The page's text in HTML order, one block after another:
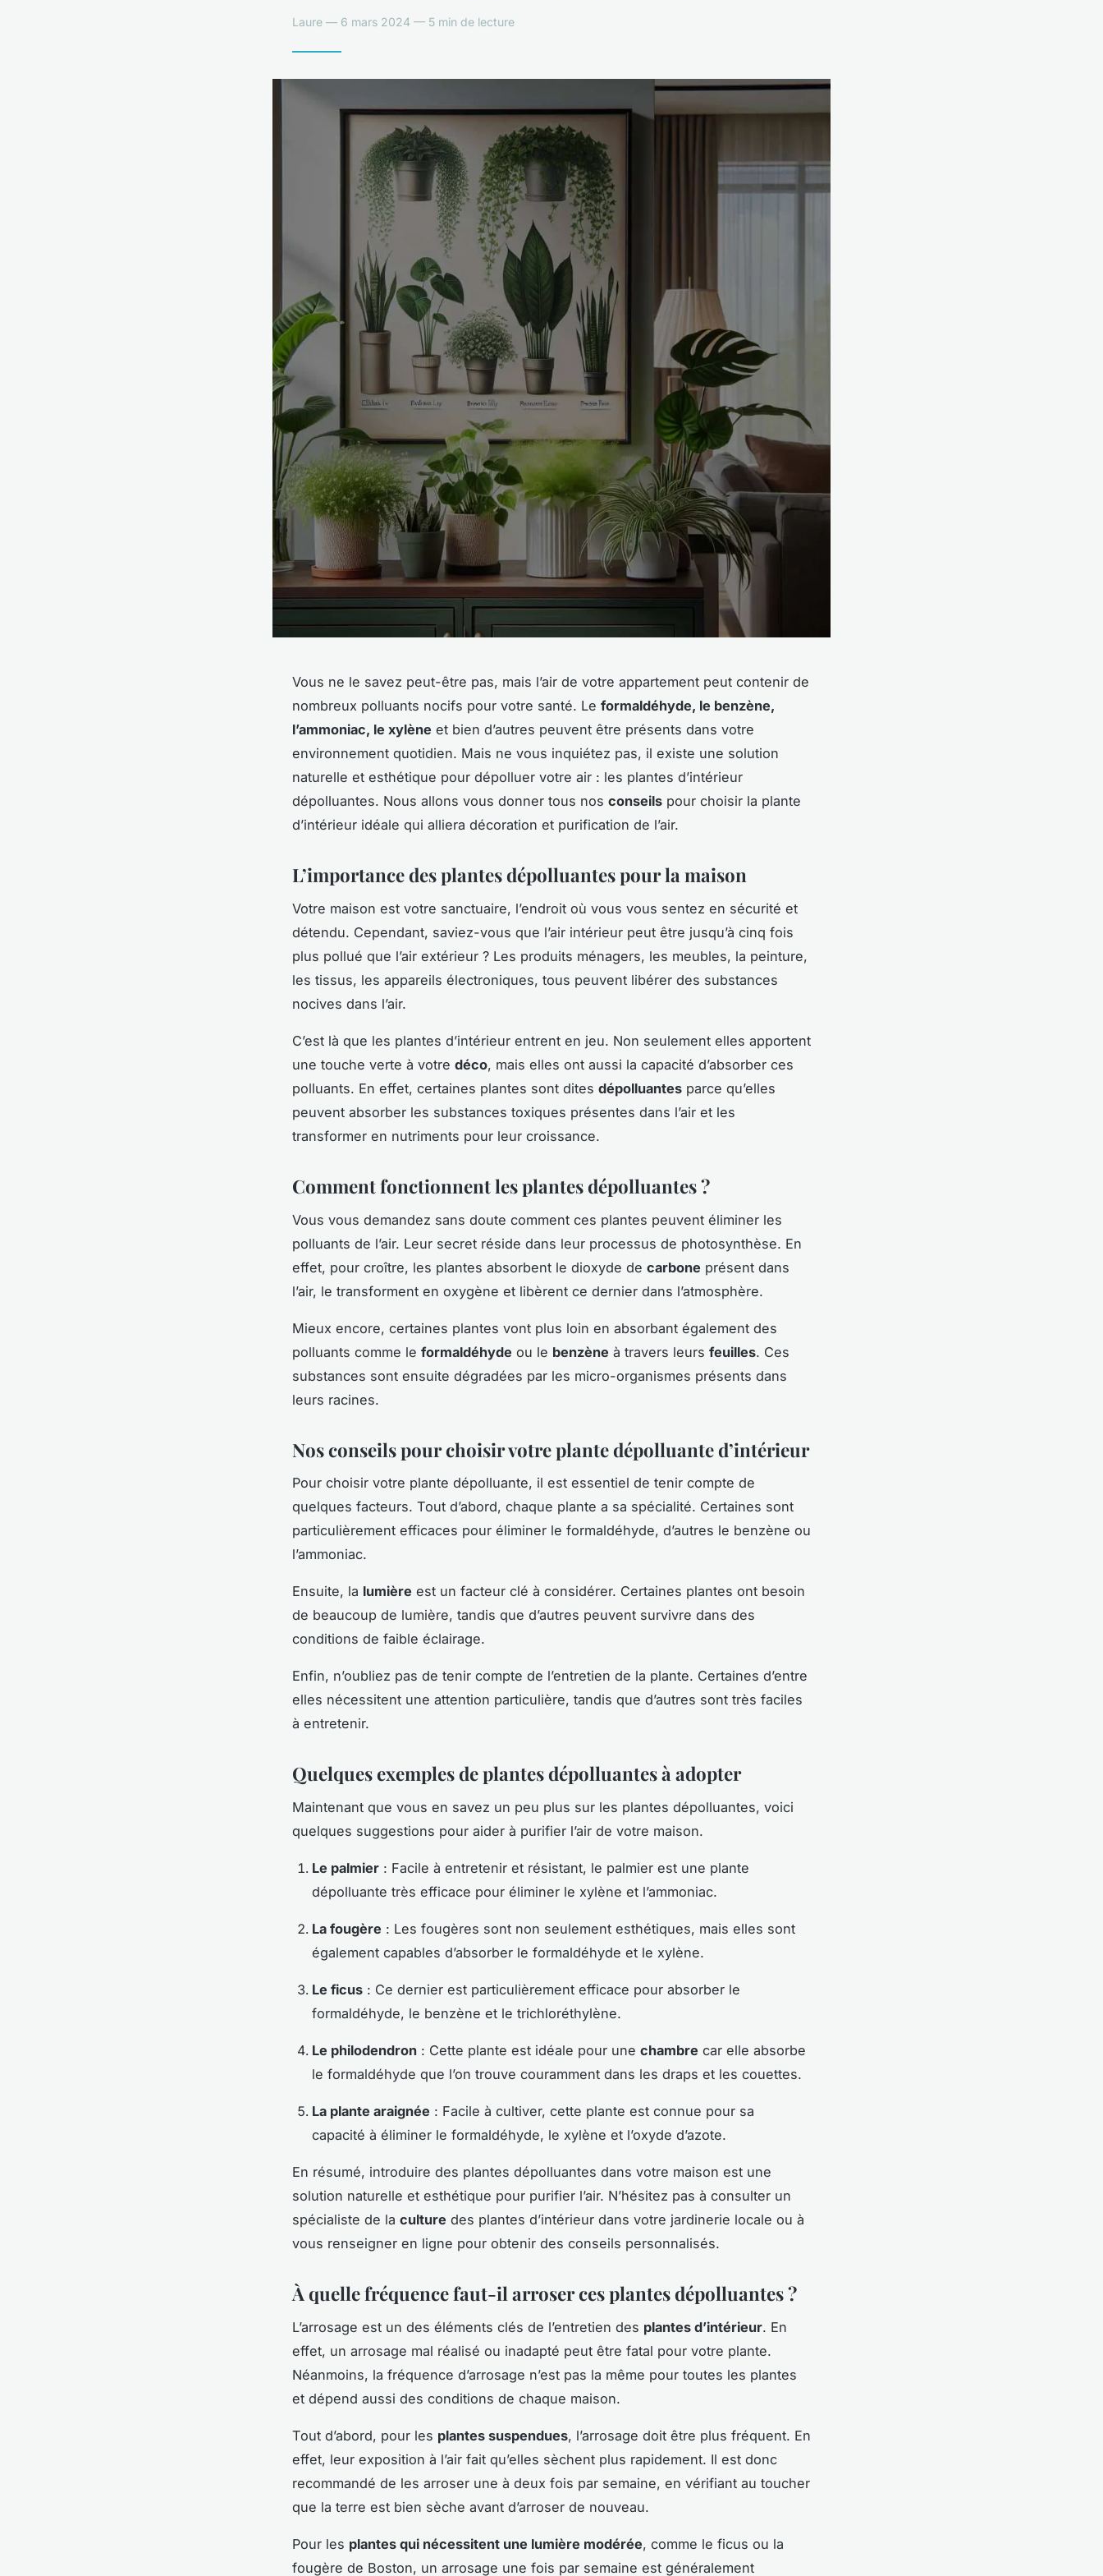
Laure — 6 mars 2024 — 5 min de lecture
Vous ne le savez peut-être pas, mais l’air de votre appartement peut contenir de
nombreux polluants nocifs pour votre santé. Le formaldéhyde, le benzène,
l’ammoniac, le xylène et bien d’autres peuvent être présents dans votre
environnement quotidien. Mais ne vous inquiétez pas, il existe une solution
naturelle et esthétique pour dépolluer votre air : les plantes d’intérieur
dépolluantes. Nous allons vous donner tous nos conseils pour choisir la plante
d’intérieur idéale qui alliera décoration et purification de l’air.
L’importance des plantes dépolluantes pour la maison
Votre maison est votre sanctuaire, l’endroit où vous vous sentez en sécurité et
détendu. Cependant, saviez-vous que l’air intérieur peut être jusqu’à cinq fois
plus pollué que l’air extérieur ? Les produits ménagers, les meubles, la peinture,
les tissus, les appareils électroniques, tous peuvent libérer des substances
nocives dans l’air.
C’est là que les plantes d’intérieur entrent en jeu. Non seulement elles apportent
une touche verte à votre déco, mais elles ont aussi la capacité d’absorber ces
polluants. En effet, certaines plantes sont dites dépolluantes parce qu’elles
peuvent absorber les substances toxiques présentes dans l’air et les
transformer en nutriments pour leur croissance.
Comment fonctionnent les plantes dépolluantes ?
Vous vous demandez sans doute comment ces plantes peuvent éliminer les
polluants de l’air. Leur secret réside dans leur processus de photosynthèse. En
effet, pour croître, les plantes absorbent le dioxyde de carbone présent dans
l’air, le transforment en oxygène et libèrent ce dernier dans l’atmosphère.
Mieux encore, certaines plantes vont plus loin en absorbant également des
polluants comme le formaldéhyde ou le benzène à travers leurs feuilles. Ces
substances sont ensuite dégradées par les micro-organismes présents dans
leurs racines.
Nos conseils pour choisir votre plante dépolluante d’intérieur
Pour choisir votre plante dépolluante, il est essentiel de tenir compte de
quelques facteurs. Tout d’abord, chaque plante a sa spécialité. Certaines sont
particulièrement efficaces pour éliminer le formaldéhyde, d’autres le benzène ou
l’ammoniac.
Ensuite, la lumière est un facteur clé à considérer. Certaines plantes ont besoin
de beaucoup de lumière, tandis que d’autres peuvent survivre dans des
conditions de faible éclairage.
Enfin, n’oubliez pas de tenir compte de l’entretien de la plante. Certaines d’entre
elles nécessitent une attention particulière, tandis que d’autres sont très faciles
à entretenir.
Quelques exemples de plantes dépolluantes à adopter
Maintenant que vous en savez un peu plus sur les plantes dépolluantes, voici
quelques suggestions pour aider à purifier l’air de votre maison.
Le palmier : Facile à entretenir et résistant, le palmier est une plante
dépolluante très efficace pour éliminer le xylène et l’ammoniac.
La fougère : Les fougères sont non seulement esthétiques, mais elles sont
également capables d’absorber le formaldéhyde et le xylène.
Le ficus : Ce dernier est particulièrement efficace pour absorber le
formaldéhyde, le benzène et le trichloréthylène.
Le philodendron : Cette plante est idéale pour une chambre car elle absorbe
le formaldéhyde que l’on trouve couramment dans les draps et les couettes.
La plante araignée : Facile à cultiver, cette plante est connue pour sa
capacité à éliminer le formaldéhyde, le xylène et l’oxyde d’azote.
En résumé, introduire des plantes dépolluantes dans votre maison est une
solution naturelle et esthétique pour purifier l’air. N’hésitez pas à consulter un
spécialiste de la culture des plantes d’intérieur dans votre jardinerie locale ou à
vous renseigner en ligne pour obtenir des conseils personnalisés.
À quelle fréquence faut-il arroser ces plantes dépolluantes ?
L’arrosage est un des éléments clés de l’entretien des plantes d’intérieur. En
effet, un arrosage mal réalisé ou inadapté peut être fatal pour votre plante.
Néanmoins, la fréquence d’arrosage n’est pas la même pour toutes les plantes
et dépend aussi des conditions de chaque maison.
Tout d’abord, pour les plantes suspendues, l’arrosage doit être plus fréquent. En
effet, leur exposition à l’air fait qu’elles sèchent plus rapidement. Il est donc
recommandé de les arroser une à deux fois par semaine, en vérifiant au toucher
que la terre est bien sèche avant d’arroser de nouveau.
Pour les plantes qui nécessitent une lumière modérée, comme le ficus ou la
fougère de Boston, un arrosage une fois par semaine est généralement